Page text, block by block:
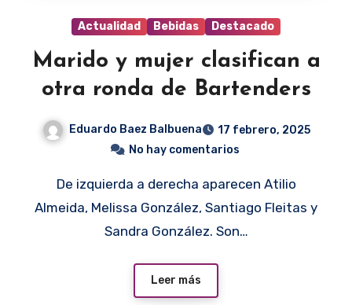
Actualidad Bebidas Destacado
Marido y mujer clasifican a
otra ronda de Bartenders
Eduardo Baez Balbuena
17 febrero, 2025
No hay comentarios
De izquierda a derecha aparecen Atilio
Almeida, Melissa González, Santiago Fleitas y
Sandra González. Son…
Leer más